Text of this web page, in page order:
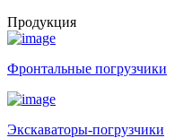
Продукция
Фронтальные погрузчики
Экскаваторы-погрузчики